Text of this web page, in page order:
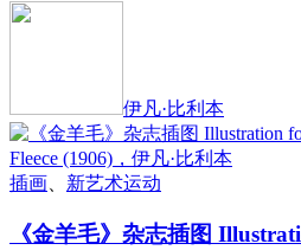
伊凡·比利本
插画 新艺术运动
《金羊毛》杂志插图